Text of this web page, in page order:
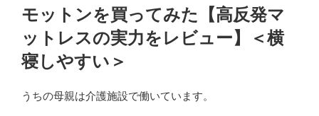
日:
モットンを買ってみた【高反発マ
ットレスの実力をレビュー】＜横
寝しやすい＞
うちの母親は介護施設で働いています。